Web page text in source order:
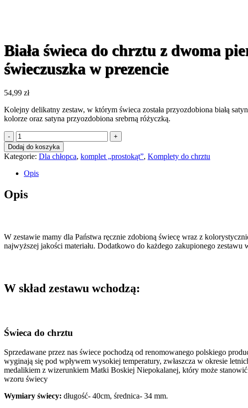
Biała świeca do chrztu z dwoma
świeczuszka w prezencie
54,99 zł
Kolejny delikatny zestaw, w którym świeca została przyozdobiona białą
kolorze oraz satyna przyozdobiona srebrną różyczką.
ilość
Biała
świeca
do
chrztu
dwoma
pierścieniami
szatka
w
kształcie
w
Dodaj do koszyka
Kategorie: Dla chłopca, komplet „prostokąt”, Komplety do chrztu
Opis
Opis
W zestawie mamy dla Państwa ręcznie zdobioną świecę wraz z
najwyższej jakości materiału. Dodatkowo do każdego zakupionego zestawu
W skład zestawu wchodzą:
Świeca do chrztu
Sprzedawane przez nas świece pochodzą od renomowanego polskiego
wyginają się pod wpływem wysokiej temperatury, zwłaszcza w okresie
medalikiem z wizerunkiem Matki Boskiej Niepokalanej, który może
wzoru świecy
Wymiary świecy: długość- 40cm, średnica- 34 mm.